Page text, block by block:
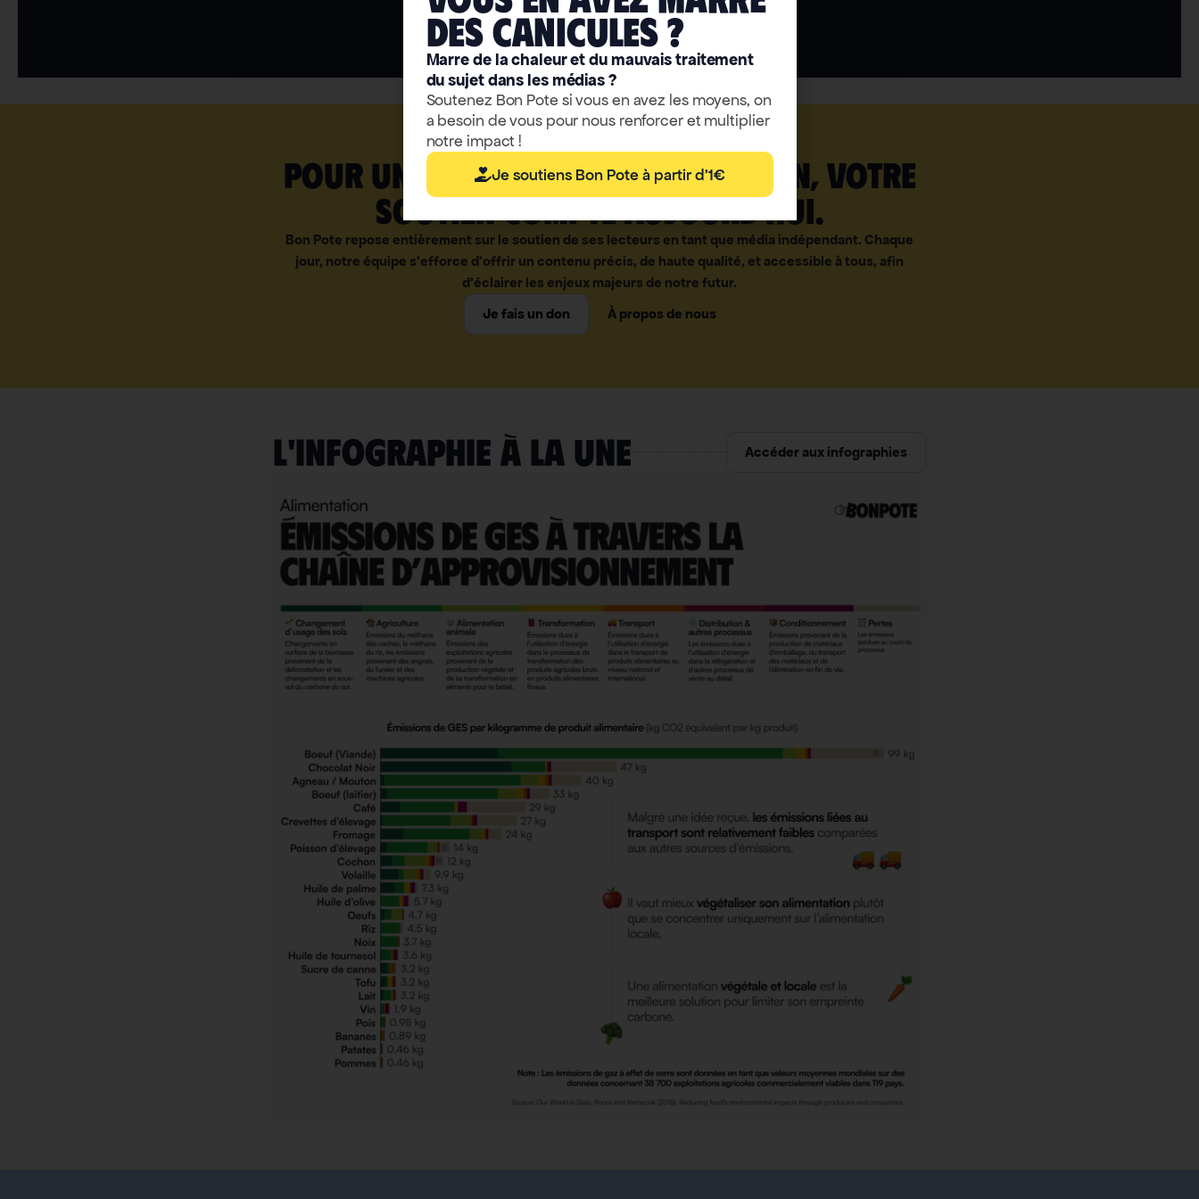
Pour une presse qui brave demain, votre
soutien compte aujourd'hui.
Bon Pote repose entièrement sur le soutien de ses lecteurs en tant que média indépendant. Chaque
jour, notre équipe s’efforce d’offrir un contenu précis, de haute qualité, et accessible à tous, afin
d’éclairer les enjeux majeurs de notre futur.
À propos de nous
Je fais un don
L'INFOGRAPHIE À LA UNE Accéder aux infographies
deS caniculeS ?
Marre de la chaleur et du mauvais traitement
du sujet dans les médias ?
Soutenez Bon Pote si vous en avez les moyens, on
a besoin de vous pour nous renforcer et multiplier
notre impact !
Je soutiens Bon Pote à partir d'1€